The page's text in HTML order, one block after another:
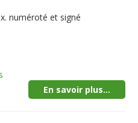
numéroté et signé
En savoir plus...